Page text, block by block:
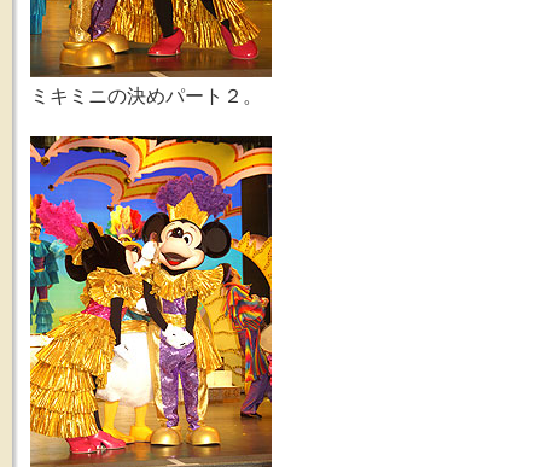
ミキミニの決めパート２。